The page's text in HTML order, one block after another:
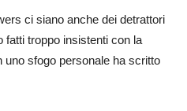
ci siano anche dei detrattori
fatti troppo insistenti con la
uno sfogo personale ha scritto